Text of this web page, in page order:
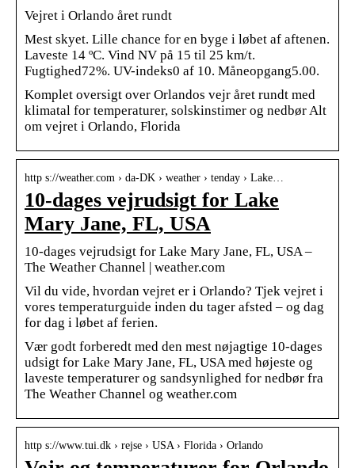
Vejret i Orlando året rundt
Mest skyet. Lille chance for en byge i løbet af aftenen.
Laveste 14 ºC. Vind NV på 15 til 25 km/t.
Fugtighed72%. UV-indeks0 af 10. Måneopgang5.00.
Komplet oversigt over Orlandos vejr året rundt med
klimatal for temperaturer, solskinstimer og nedbør Alt
om vejret i Orlando, Florida
http s://weather.com › da-DK › weather › tenday › Lake…
10-dages vejrudsigt for Lake
Mary Jane, FL, USA
10-dages vejrudsigt for Lake Mary Jane, FL, USA –
The Weather Channel | weather.com
Vil du vide, hvordan vejret er i Orlando? Tjek vejret i
vores temperaturguide inden du tager afsted – og dag
for dag i løbet af ferien.
Vær godt forberedt med den mest nøjagtige 10-dages
udsigt for Lake Mary Jane, FL, USA med højeste og
laveste temperaturer og sandsynlighed for nedbør fra
The Weather Channel og weather.com
http s://www.tui.dk › rejse › USA › Florida › Orlando